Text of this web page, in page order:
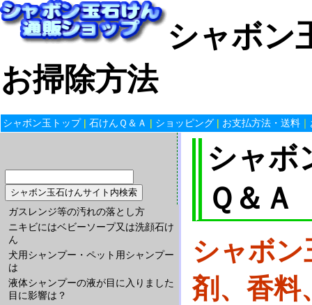
シャボン
お掃除方法
シャボン玉トップ|石けんＱ＆Ａ | ショッピング | お支払方法・送料 ｜
ガスレンジ等の汚れの落とし方
ニキビにはベビーソープ又は洗顔石け
ん
犬用シャンプー・ペット用シャンプー
は
液体シャンプーの液が目に入りました
目に影響は？
シャボ
Ｑ＆Ａ
シャボン
剤、香料